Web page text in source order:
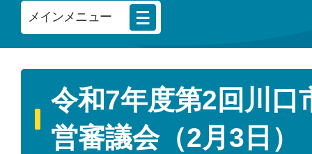
メインメニュー
令和7年度第2回川口
営審議会（2月3日）